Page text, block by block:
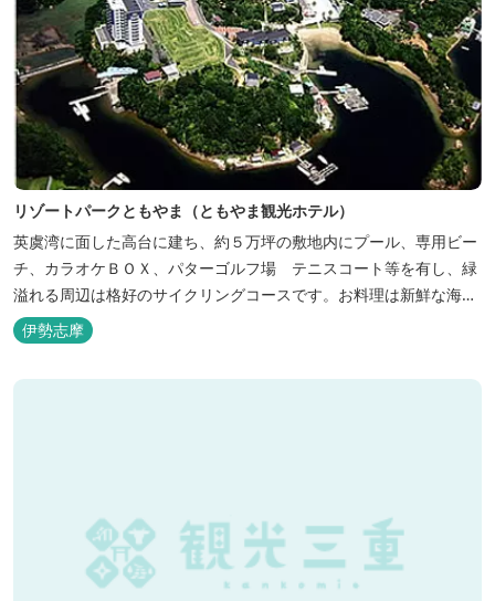
リゾートパークともやま（ともやま観光ホテル）
英虞湾に面した高台に建ち、約５万坪の敷地内にプール、専用ビー
チ、カラオケＢＯＸ、パターゴルフ場 テニスコート等を有し、緑
溢れる周辺は格好のサイクリングコースです。お料理は新鮮な海の
幸をふんだんに使用する荒磯焼、活造会席、伊勢海老残酷鍋会席、
松茸料理（秋）等グルメ志向の方に好評です。夏には野外バーベキ
ューも毎晩行ないます。
伊勢志摩